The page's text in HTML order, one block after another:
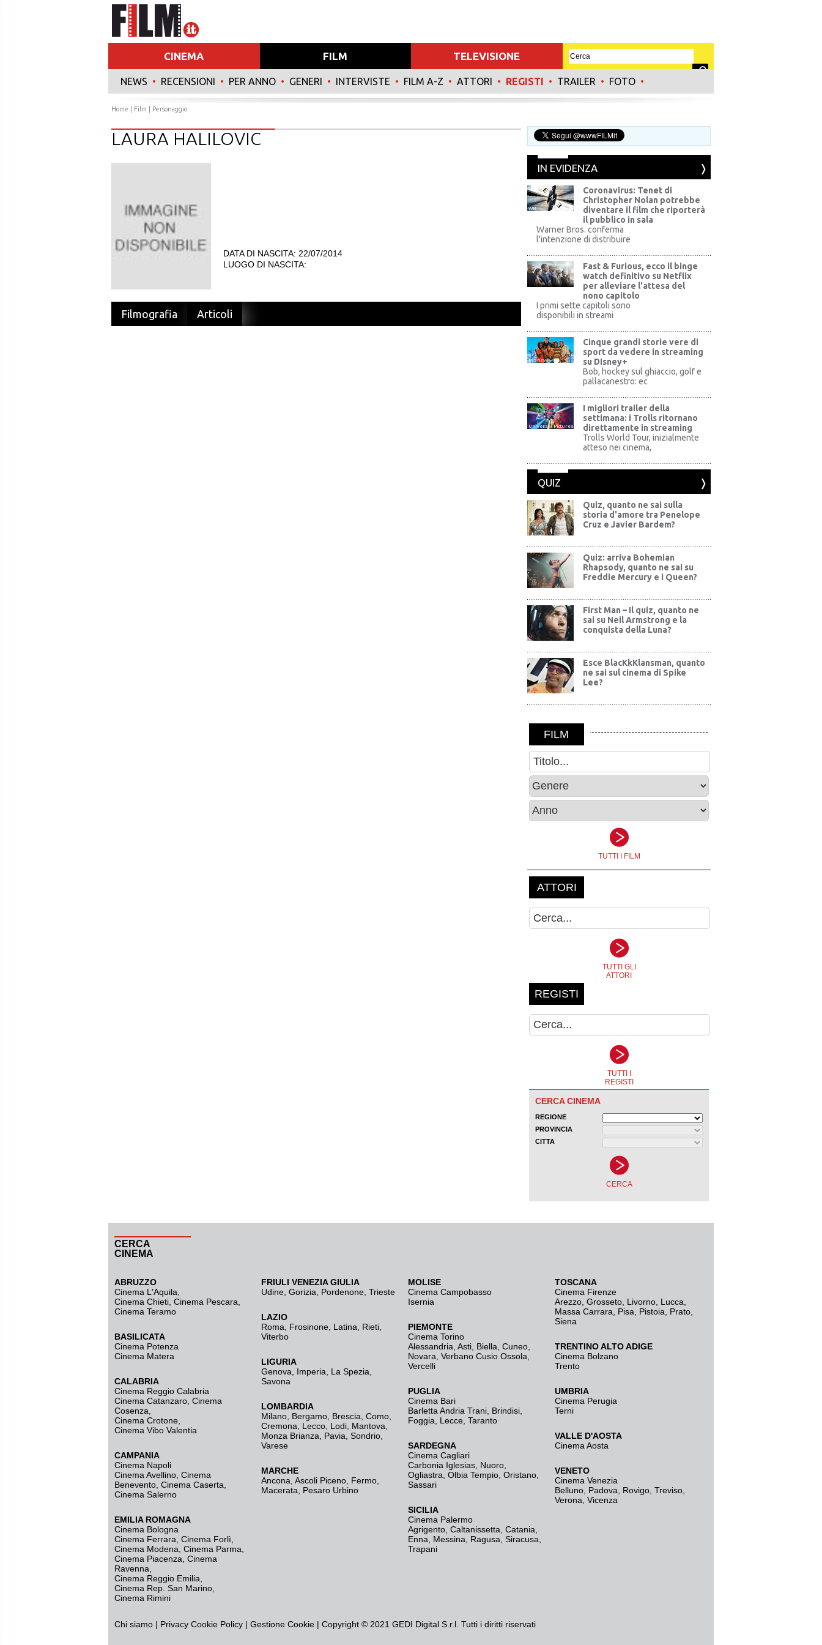
CINEMA FILM TELEVISIONE
NEWS • RECENSIONI • PER ANNO • GENERI • INTERVISTE • FILM A-Z • ATTORI • REGISTI • TRAILER • FOTO •
Home Film | Personaggio
LAURA HALILOVIC
DATA DI NASCITA: 22/07/2014
LUOGO DI NASCITA:
Filmografia Articoli
IN EVIDENZA
WB
Coronavirus: Tenet di
Christopher Nolan potrebbe
diventare il film che riporterà
il pubblico in sala
Warner Bros. conferma
l'intenzione di distribuire
Fast & Furious, ecco il binge
watch definitivo su Netflix
per alleviare l'attesa del
nono capitolo
I primi sette capitoli sono
disponibili in streami
Disney+
Cinque grandi storie vere di
sport da vedere in streaming
su DIsney+
Bob, hockey sul ghiaccio, golf e
pallacanestro: ec
Universal Pictures
I migliori trailer della
settimana: i Trolls ritornano
direttamente in streaming
Trolls World Tour, inizialmente
atteso nei cinema,
QUIZ
Quiz, quanto ne sai sulla
storia d'amore tra Penelope
Cruz e Javier Bardem?
Quiz: arriva Bohemian
Rhapsody, quanto ne sai su
Freddie Mercury e i Queen?
First Man – Il quiz, quanto ne
sai su Neil Armstrong e la
conquista della Luna?
Esce BlacKkKlansman, quanto
ne sai sul cinema di Spike
Lee?
CERCA
CINEMA
ABRUZZO
Cinema L'Aquila
Cinema Chieti, Cinema Pescara,
Cinema Teramo
BASILICATA
Cinema Potenza
Cinema Matera
CALABRIA
Cinema Reggio Calabria
Cinema Catanzaro Cinema
Cosenza
Cinema Crotone
Cinema Vibo Valentia
CAMPANIA
Cinema Napoli
Cinema Avellino Cinema
Benevento Cinema Caserta
Cinema Salerno
EMILIA ROMAGNA
Cinema Bologna
Cinema Ferrara Cinema Forlì
Cinema Modena Cinema Parma
Cinema Piacenza Cinema
Ravenna
Cinema Reggio Emilia
Cinema Rep. San Marino
Cinema Rimini
FRIULI VENEZIA GIULIA
Udine Gorizia Pordenone Trieste
LAZIO
Roma
Frosinone Latina Rieti
Viterbo
LIGURIA
Genova
Imperia La Spezia
Savona
LOMBARDIA
Milano Bergamo Brescia, Como
Cremona
Lecco Lodi Mantova
Monza Brianza
Pavia Sondrio
Varese
MARCHE
Ancona Ascoli Piceno Fermo
Macerata
Pesaro Urbino
MOLISE
Cinema Campobasso
Isernia
PIEMONTE
Cinema Torino
Alessandria Asti Biella Cuneo
Novara Verbano Cusio Ossola
Vercelli
PUGLIA
Cinema Bari
Barletta Andria Trani Brindisi
Foggia
Lecce Taranto
SARDEGNA
Cinema Cagliari
Carbonia Iglesias Nuoro
Ogliastra Olbia Tempio Oristano
Sassari
SICILIA
Cinema Palermo
Agrigento Caltanissetta Catania
Enna
Messina Ragusa Siracusa
Trapani
TOSCANA
Cinema Firenze
Arezzo Grosseto Livorno Lucca
Massa Carrara
Pisa Pistoia Prato
Siena
TRENTINO ALTO ADIGE
Cinema Bolzano
Trento
UMBRIA
Cinema Perugia
Terni
VALLE D'AOSTA
Cinema Aosta
VENETO
Cinema Venezia
Belluno Padova Rovigo Treviso
Verona Vicenza
Chi siamo | Privacy Cookie Policy | Gestione Cookie | Copyright © 2021 GEDI Digital S.r.l. Tutti i diritti riservati